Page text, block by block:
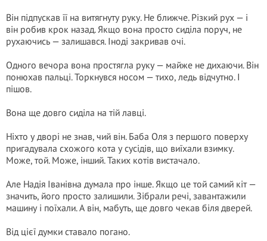
Він підпускав її на витягнуту руку. Не ближче. Різкий рух — і
він робив крок назад. Якщо вона просто сиділа поруч, не
рухаючись — залишався. Іноді закривав очі.
Одного вечора вона простягла руку — майже не дихаючи. Він
понюхав пальці. Торкнувся носом — тихо, ледь відчутно. І
пішов.
Вона ще довго сиділа на тій лавці.
Ніхто у дворі не знав, чий він. Баба Оля з першого поверху
пригадувала схожого кота у сусідів, що виїхали взимку.
Може, той. Може, інший. Таких котів вистачало.
Але Надія Іванівна думала про інше. Якщо це той самий кіт —
значить, його просто залишили. Зібрали речі, завантажили
машину і поїхали. А він, мабуть, ще довго чекав біля дверей.
Від цієї думки ставало погано.